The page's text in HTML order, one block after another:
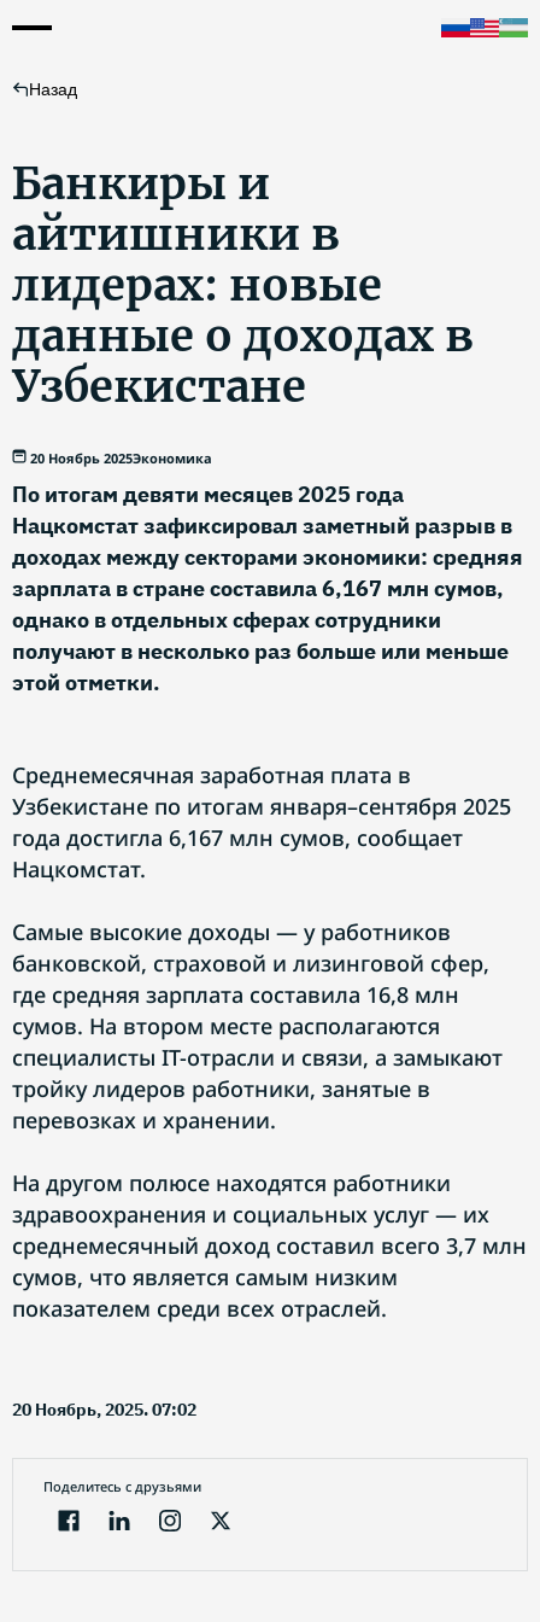
Назад
Банкиры и
айтишники в
лидерах: новые
данные о доходах в
Узбекистане
20 Ноябрь 2025Экономика
По итогам девяти месяцев 2025 года
Нацкомстат зафиксировал заметный разрыв в
доходах между секторами экономики: средняя
зарплата в стране составила 6,167 млн сумов,
однако в отдельных сферах сотрудники
получают в несколько раз больше или меньше
этой отметки.
Среднемесячная заработная плата в
Узбекистане по итогам января–сентября 2025
года достигла 6,167 млн сумов, сообщает
Нацкомстат.
Самые высокие доходы — у работников
банковской, страховой и лизинговой сфер,
где средняя зарплата составила 16,8 млн
сумов. На втором месте располагаются
специалисты IT-отрасли и связи, а замыкают
тройку лидеров работники, занятые в
перевозках и хранении.
На другом полюсе находятся работники
здравоохранения и социальных услуг — их
среднемесячный доход составил всего 3,7 млн
сумов, что является самым низким
показателем среди всех отраслей.
20 Ноябрь, 2025. 07:02
Поделитесь с друзьями